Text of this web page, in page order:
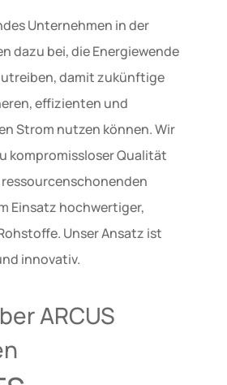
Unternehmen in der
dazu bei, die Energiewende
damit zukünftige
effizienten und
Strom nutzen können. Wir
kompromissloser Qualität
Einsatz hochwertiger,
Unser Ansatz ist
innovativ.
ARCUS